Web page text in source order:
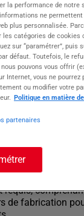
sur la
:
garantir
en journée ?
jusqu'à
des
de fabrication
la performance de notre
ne
plus personnalisée.
les catégories de
sur “paramétrer”,
défaut. Toutefois, le
pouvons vous offrir
Internet, vous ne
ou modifier votre
Politique en matière
partenaires